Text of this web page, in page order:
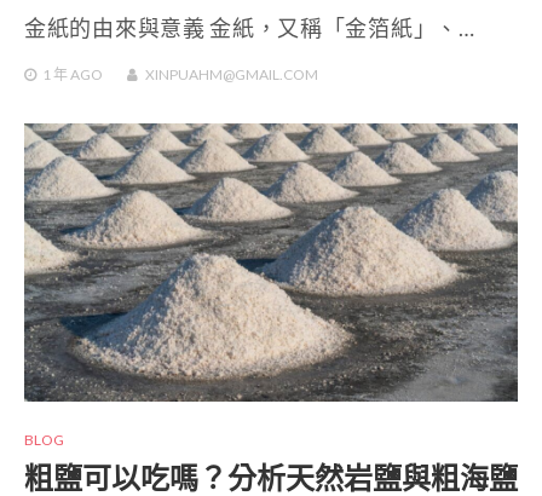
金紙的由來與意義 金紙，又稱「金箔紙」、…
1 年 AGO XINPUAHM@GMAIL.COM
BLOG
粗鹽可以吃嗎？分析天然岩鹽與粗海鹽